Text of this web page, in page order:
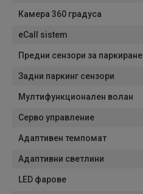
Камера 360 градуса
eCall sistem
Предни сензори за паркиране
Задни паркинг сензори
Мултифункционален волан
Серво управление
Адаптивен темпомат
Адаптивни светлини
LED фарове